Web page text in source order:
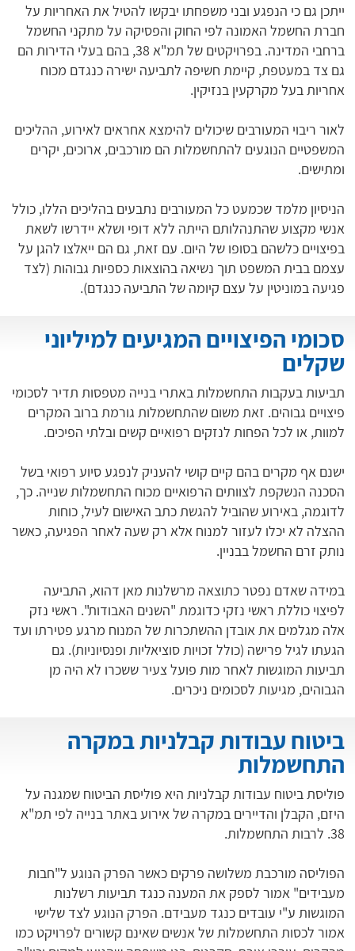
ייתכן גם כי הנפגע ובני משפחתו יבקשו להטיל את האחריות על
חברת החשמל האמונה לפי החוק והפסיקה על מתקני החשמל
ברחבי המדינה. בפרויקטים של תמ"א 38, בהם בעלי הדירות הם
גם צד במעטפת, קיימת חשיפה לתביעה ישירה כנגדם מכוח
אחריות בעל מקרקעין בנזיקין.
לאור ריבוי המעורבים שיכולים להימצא אחראים לאירוע, ההליכים
המשפטיים הנוגעים להתחשמלות הם מורכבים, ארוכים, יקרים
ומתישים.
הניסיון מלמד שכמעט כל המעורבים נתבעים בהליכים הללו, כולל
אנשי מקצוע שהתנהלותם הייתה ללא דופי ושלא יידרשו לשאת
בפיצויים כלשהם בסופו של היום. עם זאת, גם הם ייאלצו להגן על
עצמם בבית המשפט תוך נשיאה בהוצאות כספיות גבוהות (לצד
פגיעה במוניטין על עצם קיומה של התביעה כנגדם).
תביעות בעקבות התחשמלות באתרי בנייה מטפסות תדיר לסכומי
פיצויים גבוהים. זאת משום שהתחשמלות גורמת ברוב המקרים
למוות, או לכל הפחות לנזקים רפואיים קשים ובלתי הפיכים.
ישנם אף מקרים בהם קיים קושי להעניק לנפגע סיוע רפואי בשל
הסכנה הנשקפת לצוותים הרפואיים מכוח התחשמלות שנייה. כך,
לדוגמה, באירוע שהוביל להגשת כתב האישום לעיל, כוחות
ההצלה לא יכלו לעזור למנוח אלא רק שעה לאחר הפגיעה, כאשר
נותק זרם החשמל בבניין.
במידה שאדם נפטר כתוצאה מרשלנות מאן דהוא, התביעה
לפיצוי כוללת ראשי נזקי כדוגמת "השנים האבודות". ראשי נזק
אלה מגלמים את אובדן ההשתכרות של המנוח מרגע פטירתו ועד
הגעתו לגיל פרישה (כולל זכויות סוציאליות ופנסיוניות). גם
תביעות המוגשות לאחר מות פועל צעיר ששכרו לא היה מן
הגבוהים, מגיעות לסכומים ניכרים.
סכומי הפיצויים המגיעים למיליוני
שקלים
פוליסת ביטוח עבודות קבלניות היא פוליסת הביטוח שמגנה על
היזם, הקבלן והדיירים במקרה של אירוע באתר בנייה לפי תמ"א
38. לרבות התחשמלות.
הפוליסה מורכבת משלושה פרקים כאשר הפרק הנוגע ל"חבות
מעבידים" אמור לספק את המענה כנגד תביעות רשלנות
המוגשות ע"י עובדים כנגד מעבידם. הפרק הנוגע לצד שלישי
אמור לכסות התחשמלות של אנשים שאינם קשורים לפרויקט כמו
ביטוח עבודות קבלניות במקרה
התחשמלות